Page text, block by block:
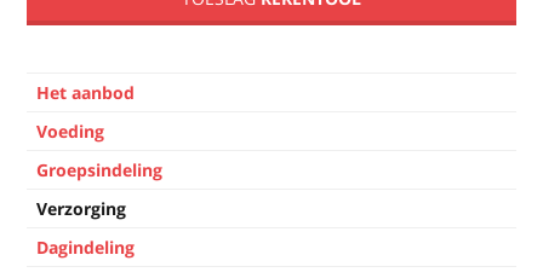
Dienstverlening
Het aanbod
Voeding
Groepsindeling
Verzorging
Dagindeling